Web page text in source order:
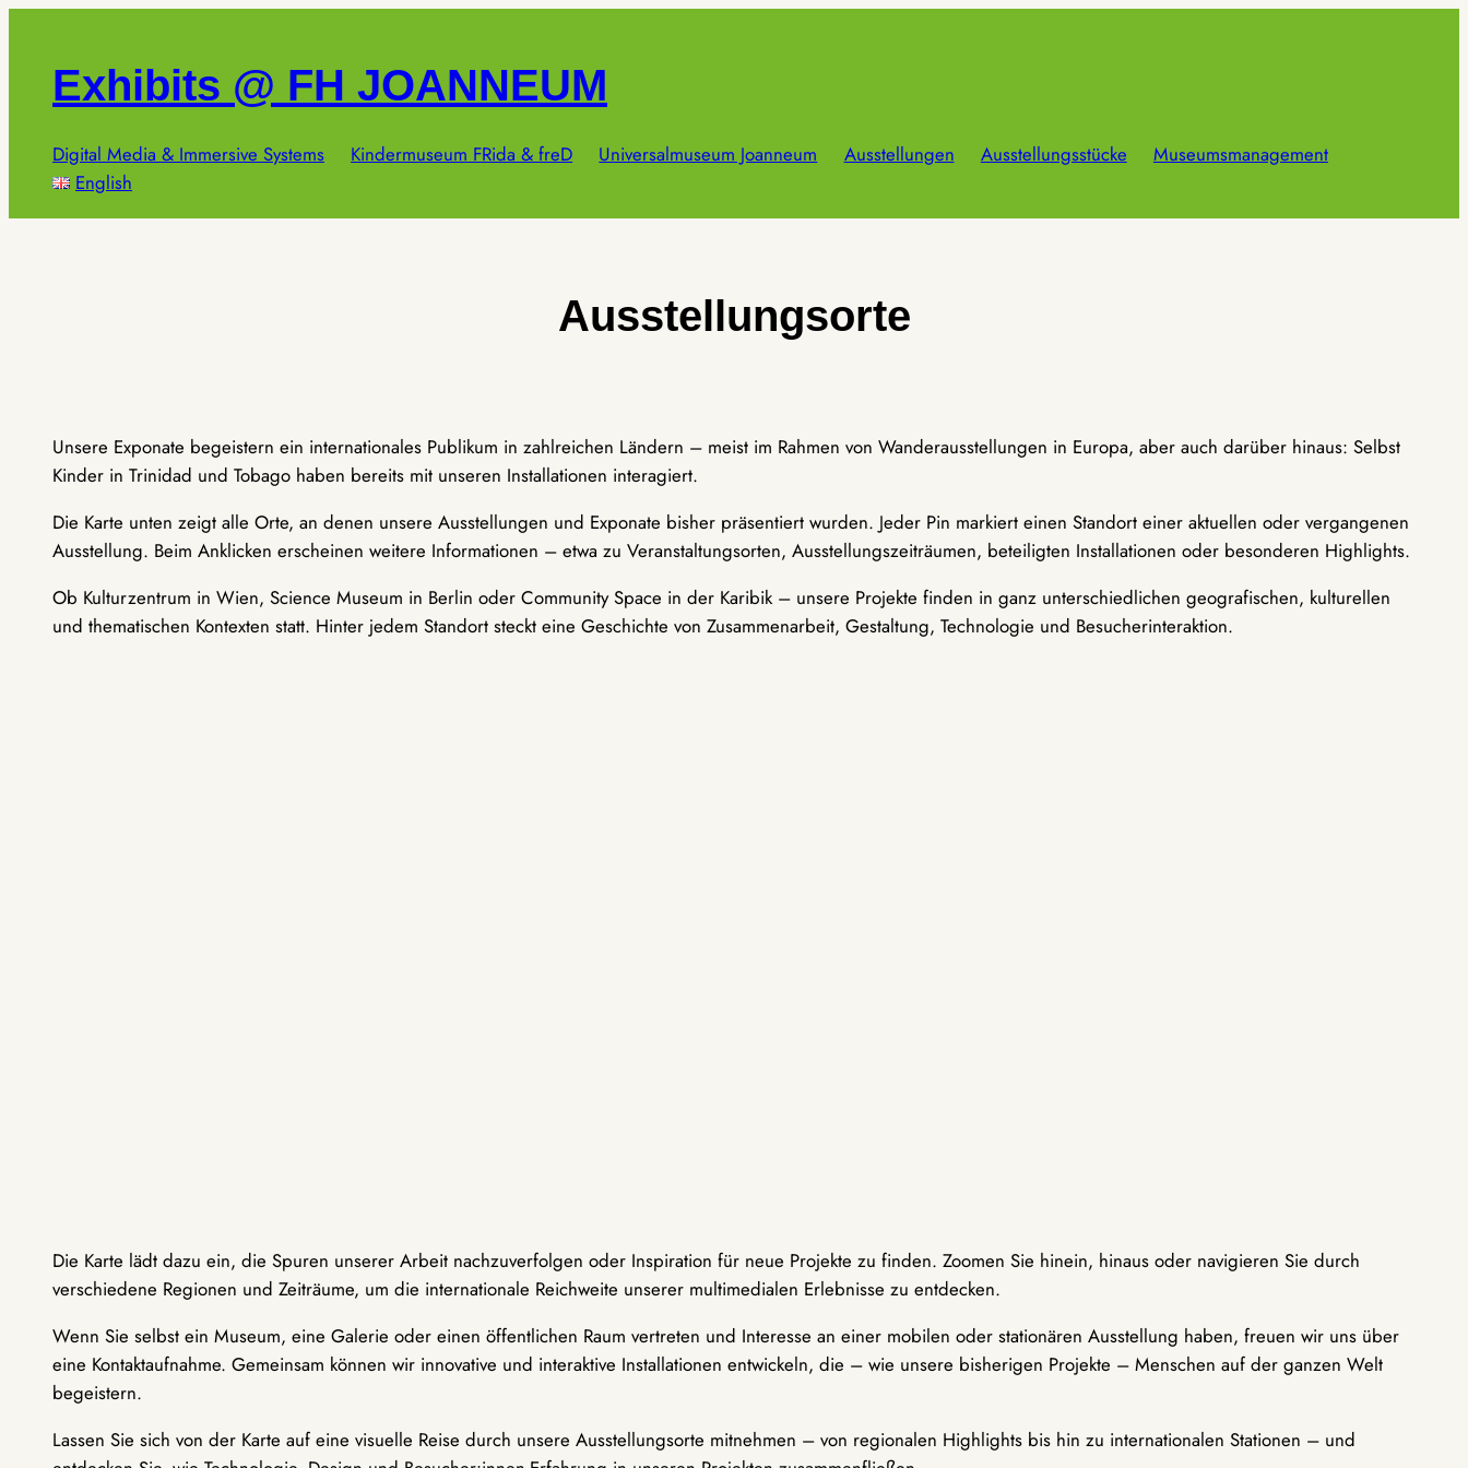
springenExhibits @ FH JOANNEUM
Digital Media & Immersive Systems Kindermuseum FRida & freD Universalmuseum Joanneum Ausstellungen Ausstellungsstücke
Museumsmanagement
English
Ausstellungsorte
Unsere Exponate begeistern ein internationales Publikum in zahlreichen Ländern – meist im Rahmen von Wanderausstellungen in Europa, aber auch darüber hinaus: Selbst
Kinder in Trinidad und Tobago haben bereits mit unseren Installationen interagiert.
Die Karte unten zeigt alle Orte, an denen unsere Ausstellungen und Exponate bisher präsentiert wurden. Jeder Pin markiert einen Standort einer aktuellen oder vergangenen
Ausstellung. Beim Anklicken erscheinen weitere Informationen – etwa zu Veranstaltungsorten, Ausstellungszeiträumen, beteiligten Installationen oder besonderen Highlights.
Ob Kulturzentrum in Wien, Science Museum in Berlin oder Community Space in der Karibik – unsere Projekte finden in ganz unterschiedlichen geografischen, kulturellen
und thematischen Kontexten statt. Hinter jedem Standort steckt eine Geschichte von Zusammenarbeit, Gestaltung, Technologie und Besucherinteraktion.
Die Karte lädt dazu ein, die Spuren unserer Arbeit nachzuverfolgen oder Inspiration für neue Projekte zu finden. Zoomen Sie hinein, hinaus oder navigieren Sie durch
verschiedene Regionen und Zeiträume, um die internationale Reichweite unserer multimedialen Erlebnisse zu entdecken.
Wenn Sie selbst ein Museum, eine Galerie oder einen öffentlichen Raum vertreten und Interesse an einer mobilen oder stationären Ausstellung haben, freuen wir uns über
eine Kontaktaufnahme. Gemeinsam können wir innovative und interaktive Installationen entwickeln, die – wie unsere bisherigen Projekte – Menschen auf der ganzen Welt
begeistern.
Lassen Sie sich von der Karte auf eine visuelle Reise durch unsere Ausstellungsorte mitnehmen – von regionalen Highlights bis hin zu internationalen Stationen – und